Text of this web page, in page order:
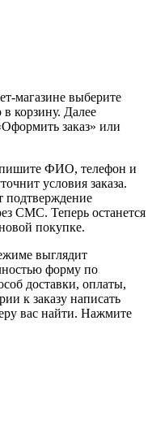
магазине выберите
корзину. Далее
заказ» или
ФИО, телефон и
условия заказа.
подтверждение
СМС. Теперь останется
покупке.
выглядит
форму по
доставки, оплаты,
к заказу написать
вас найти. Нажмите